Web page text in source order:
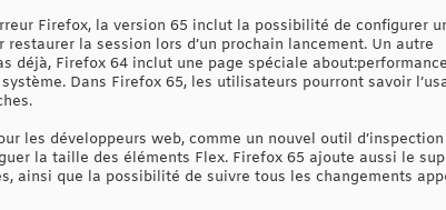
Firefox, la version 65 inclut la possibilité de configurer
la session lors d’un prochain lancement. Un autre
déjà, Firefox 64 inclut une page spéciale about
Dans Firefox 65, les utilisateurs pourront savoir
les développeurs web, comme un nouvel outil d’inspection
la taille des éléments Flex. Firefox 65 ajoute aussi le
ainsi que la possibilité de suivre tous les changements